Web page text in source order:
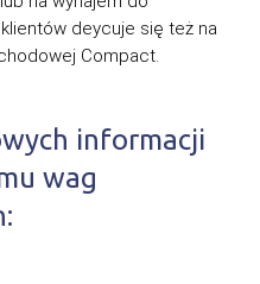
deycuje się też na
Compact.
informacji
wag